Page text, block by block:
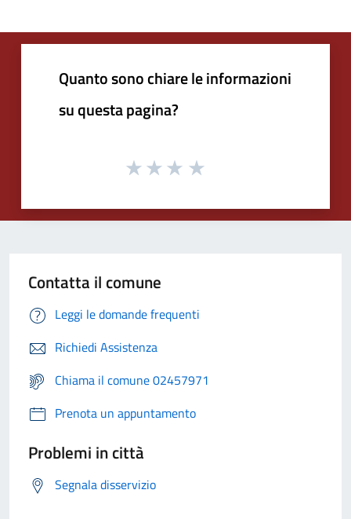
Quanto sono chiare le informazioni
su questa pagina?
Contatta il comune
Leggi le domande frequenti
Richiedi Assistenza
Chiama il comune 02457971
Prenota un appuntamento
Problemi in città
Segnala disservizio